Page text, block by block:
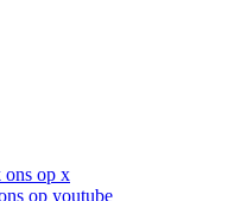
ons op x
op youtube